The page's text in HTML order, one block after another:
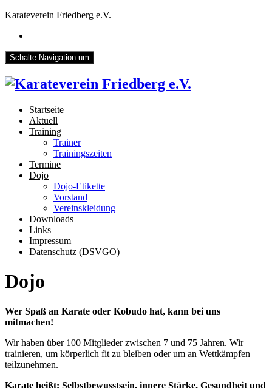
Karateverein Friedberg e.V.
Schalte Navigation um
Startseite
Aktuell
Training
Trainer
Trainingszeiten
Termine
Dojo
Dojo-Etikette
Vorstand
Vereinskleidung
Downloads
Links
Impressum
Datenschutz (DSVGO)
Dojo
Wer Spaß an Karate oder Kobudo hat, kann bei uns
mitmachen!
Wir haben über 100 Mitglieder zwischen 7 und 75 Jahren. Wir
trainieren, um körperlich fit zu bleiben oder um an Wettkämpfen
teilzunehmen.
Karate heißt: Selbstbewusstsein, innere Stärke, Gesundheit und